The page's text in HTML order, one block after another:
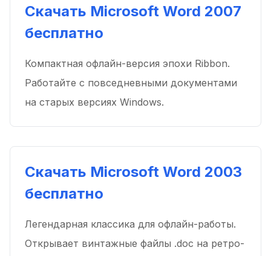
Скачать Microsoft Word 2007
бесплатно
Компактная офлайн-версия эпохи Ribbon.
Работайте с повседневными документами
на старых версиях Windows.
Скачать Microsoft Word 2003
бесплатно
Легендарная классика для офлайн-работы.
Открывает винтажные файлы .doc на ретро-